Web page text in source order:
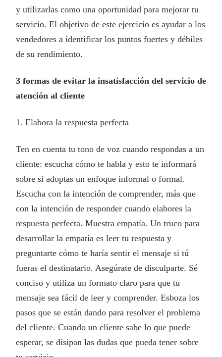
y utilizarlas como una oportunidad para mejorar tu
servicio. El objetivo de este ejercicio es ayudar a los
vendedores a identificar los puntos fuertes y débiles
de su rendimiento.
3 formas de evitar la insatisfacción del servicio de
atención al cliente
1. Elabora la respuesta perfecta
Ten en cuenta tu tono de voz cuando respondas a un
cliente: escucha cómo te habla y esto te informará
sobre si adoptas un enfoque informal o formal.
Escucha con la intención de comprender, más que
con la intención de responder cuando elabores la
respuesta perfecta. Muestra empatía. Un truco para
desarrollar la empatía es leer tu respuesta y
preguntarte cómo te haría sentir el mensaje si tú
fueras el destinatario. Asegúrate de disculparte. Sé
conciso y utiliza un formato claro para que tu
mensaje sea fácil de leer y comprender. Esboza los
pasos que se están dando para resolver el problema
del cliente. Cuando un cliente sabe lo que puede
esperar, se disipan las dudas que pueda tener sobre